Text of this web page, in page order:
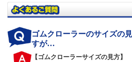
ゴムクローラーのサイズの
すが…
【ゴムクローラーサイズの見方】